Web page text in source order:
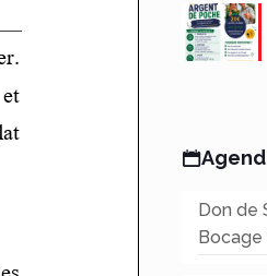
Don de
Bocage